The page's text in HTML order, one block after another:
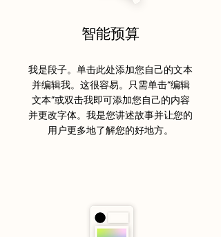
智能预算
我是段子。单击此处添加您自己的文本
并编辑我。这很容易。只需单击“编辑
文本”或双击我即可添加您自己的内容
并更改字体。我是您讲述故事并让您的
用户更多地了解您的好地方。